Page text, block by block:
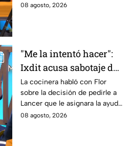
24/7
interior del Mundo MasterChef
08 agosto, 2026
"Me la intentó hacer":
Ixdit acusa sabotaje de
Ramahá en la pasada
gala de salvación de
MasterChef 24/7
La cocinera habló con Flor
sobre la decisión de pedirle a
Lancer que le asignara la ayuda
de Ramahá y no la de Daniela
08 agosto, 2026